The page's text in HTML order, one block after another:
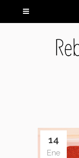
14
Ene